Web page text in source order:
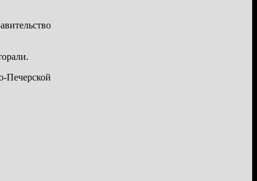
Печерской